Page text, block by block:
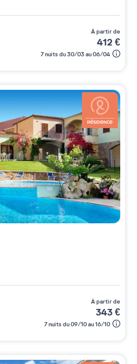
à partir de
412€
7 nuits du 30/03 au 06/04
à partir de
343€
7 nuits du 09/10 au 16/10